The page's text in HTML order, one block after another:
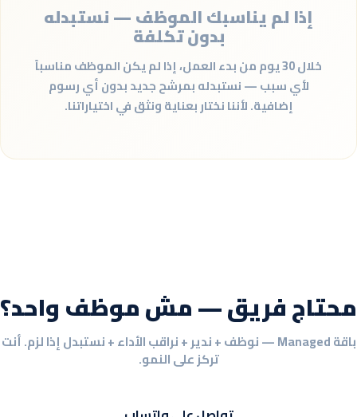
إذا لم يناسبك الموظف — نستبدله
بدون تكلفة
خلال 30 يوم من بدء العمل، إذا لم يكن الموظف مناسباً
لأي سبب — نستبدله بمرشح جديد بدون أي رسوم
إضافية. لأننا نختار بعناية ونثق في اختياراتنا.
محتاج فريق — مش موظف واحد؟
باقة Managed — نوظف + ندير + نراقب الأداء + نستبدل إذا لزم. أنت
تركز على النمو.